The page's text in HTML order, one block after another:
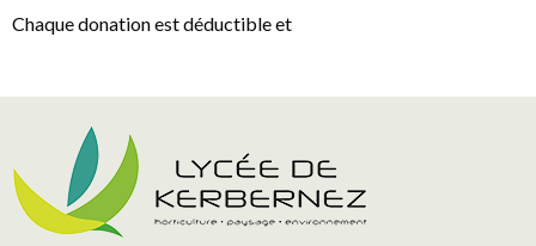
Chaque donation est déductible et